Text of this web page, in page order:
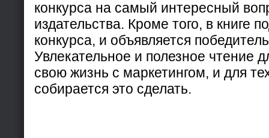
конкурса на самый интересный
издательства. Кроме того, в книге
конкурса, и объявляется
Увлекательное и полезное чтение
свою жизнь с маркетингом, и для
собирается это сделать.